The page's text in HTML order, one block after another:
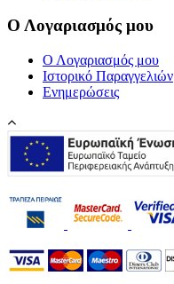
Ο Λογαριασμός μου
Ο Λογαριασμός μου
Ιστορικό Παραγγελιών
Ενημερώσεις